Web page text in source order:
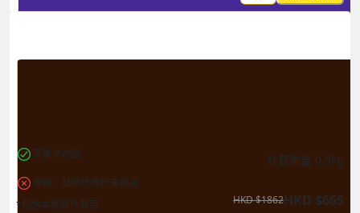
帶電池物品
液體、凝膠狀或粉末物品
*包含本地取件費用
計費重量 0.5kg
HKD$1862HKD $665